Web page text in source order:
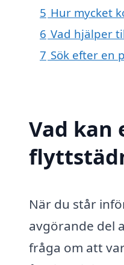
5 Hur mycket
6 Vad hjälper
7 Sök efter en
Vad kan
När du står
avgörande del
fråga om att